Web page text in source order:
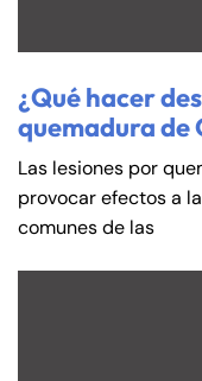
¿Qué hacer
quemadura de
Las lesiones por
provocar efectos a
comunes de las
Answering
24/7
Enfield -
Answering
24/7